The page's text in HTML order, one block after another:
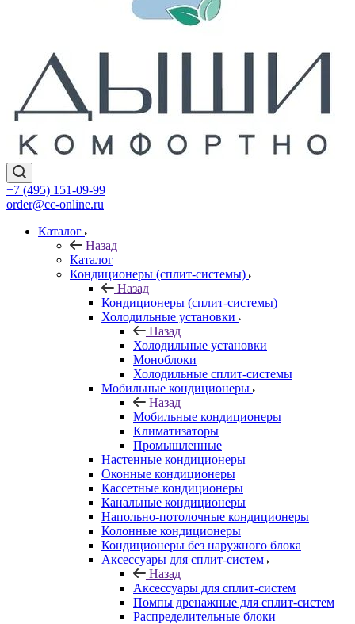
+7 (495) 151-09-99
order@cc-online.ru
Каталог
Назад
Каталог
Кондиционеры (сплит-системы)
Назад
Кондиционеры (сплит-системы)
Холодильные установки
Назад
Холодильные установки
Моноблоки
Холодильные сплит-системы
Мобильные кондиционеры
Назад
Мобильные кондиционеры
Климатизаторы
Промышленные
Настенные кондиционеры
Оконные кондиционеры
Кассетные кондиционеры
Канальные кондиционеры
Напольно-потолочные кондиционеры
Колонные кондиционеры
Кондиционеры без наружного блока
Аксессуары для сплит-систем
Назад
Аксессуары для сплит-систем
Помпы дренажные для сплит-систем
Распределительные блоки